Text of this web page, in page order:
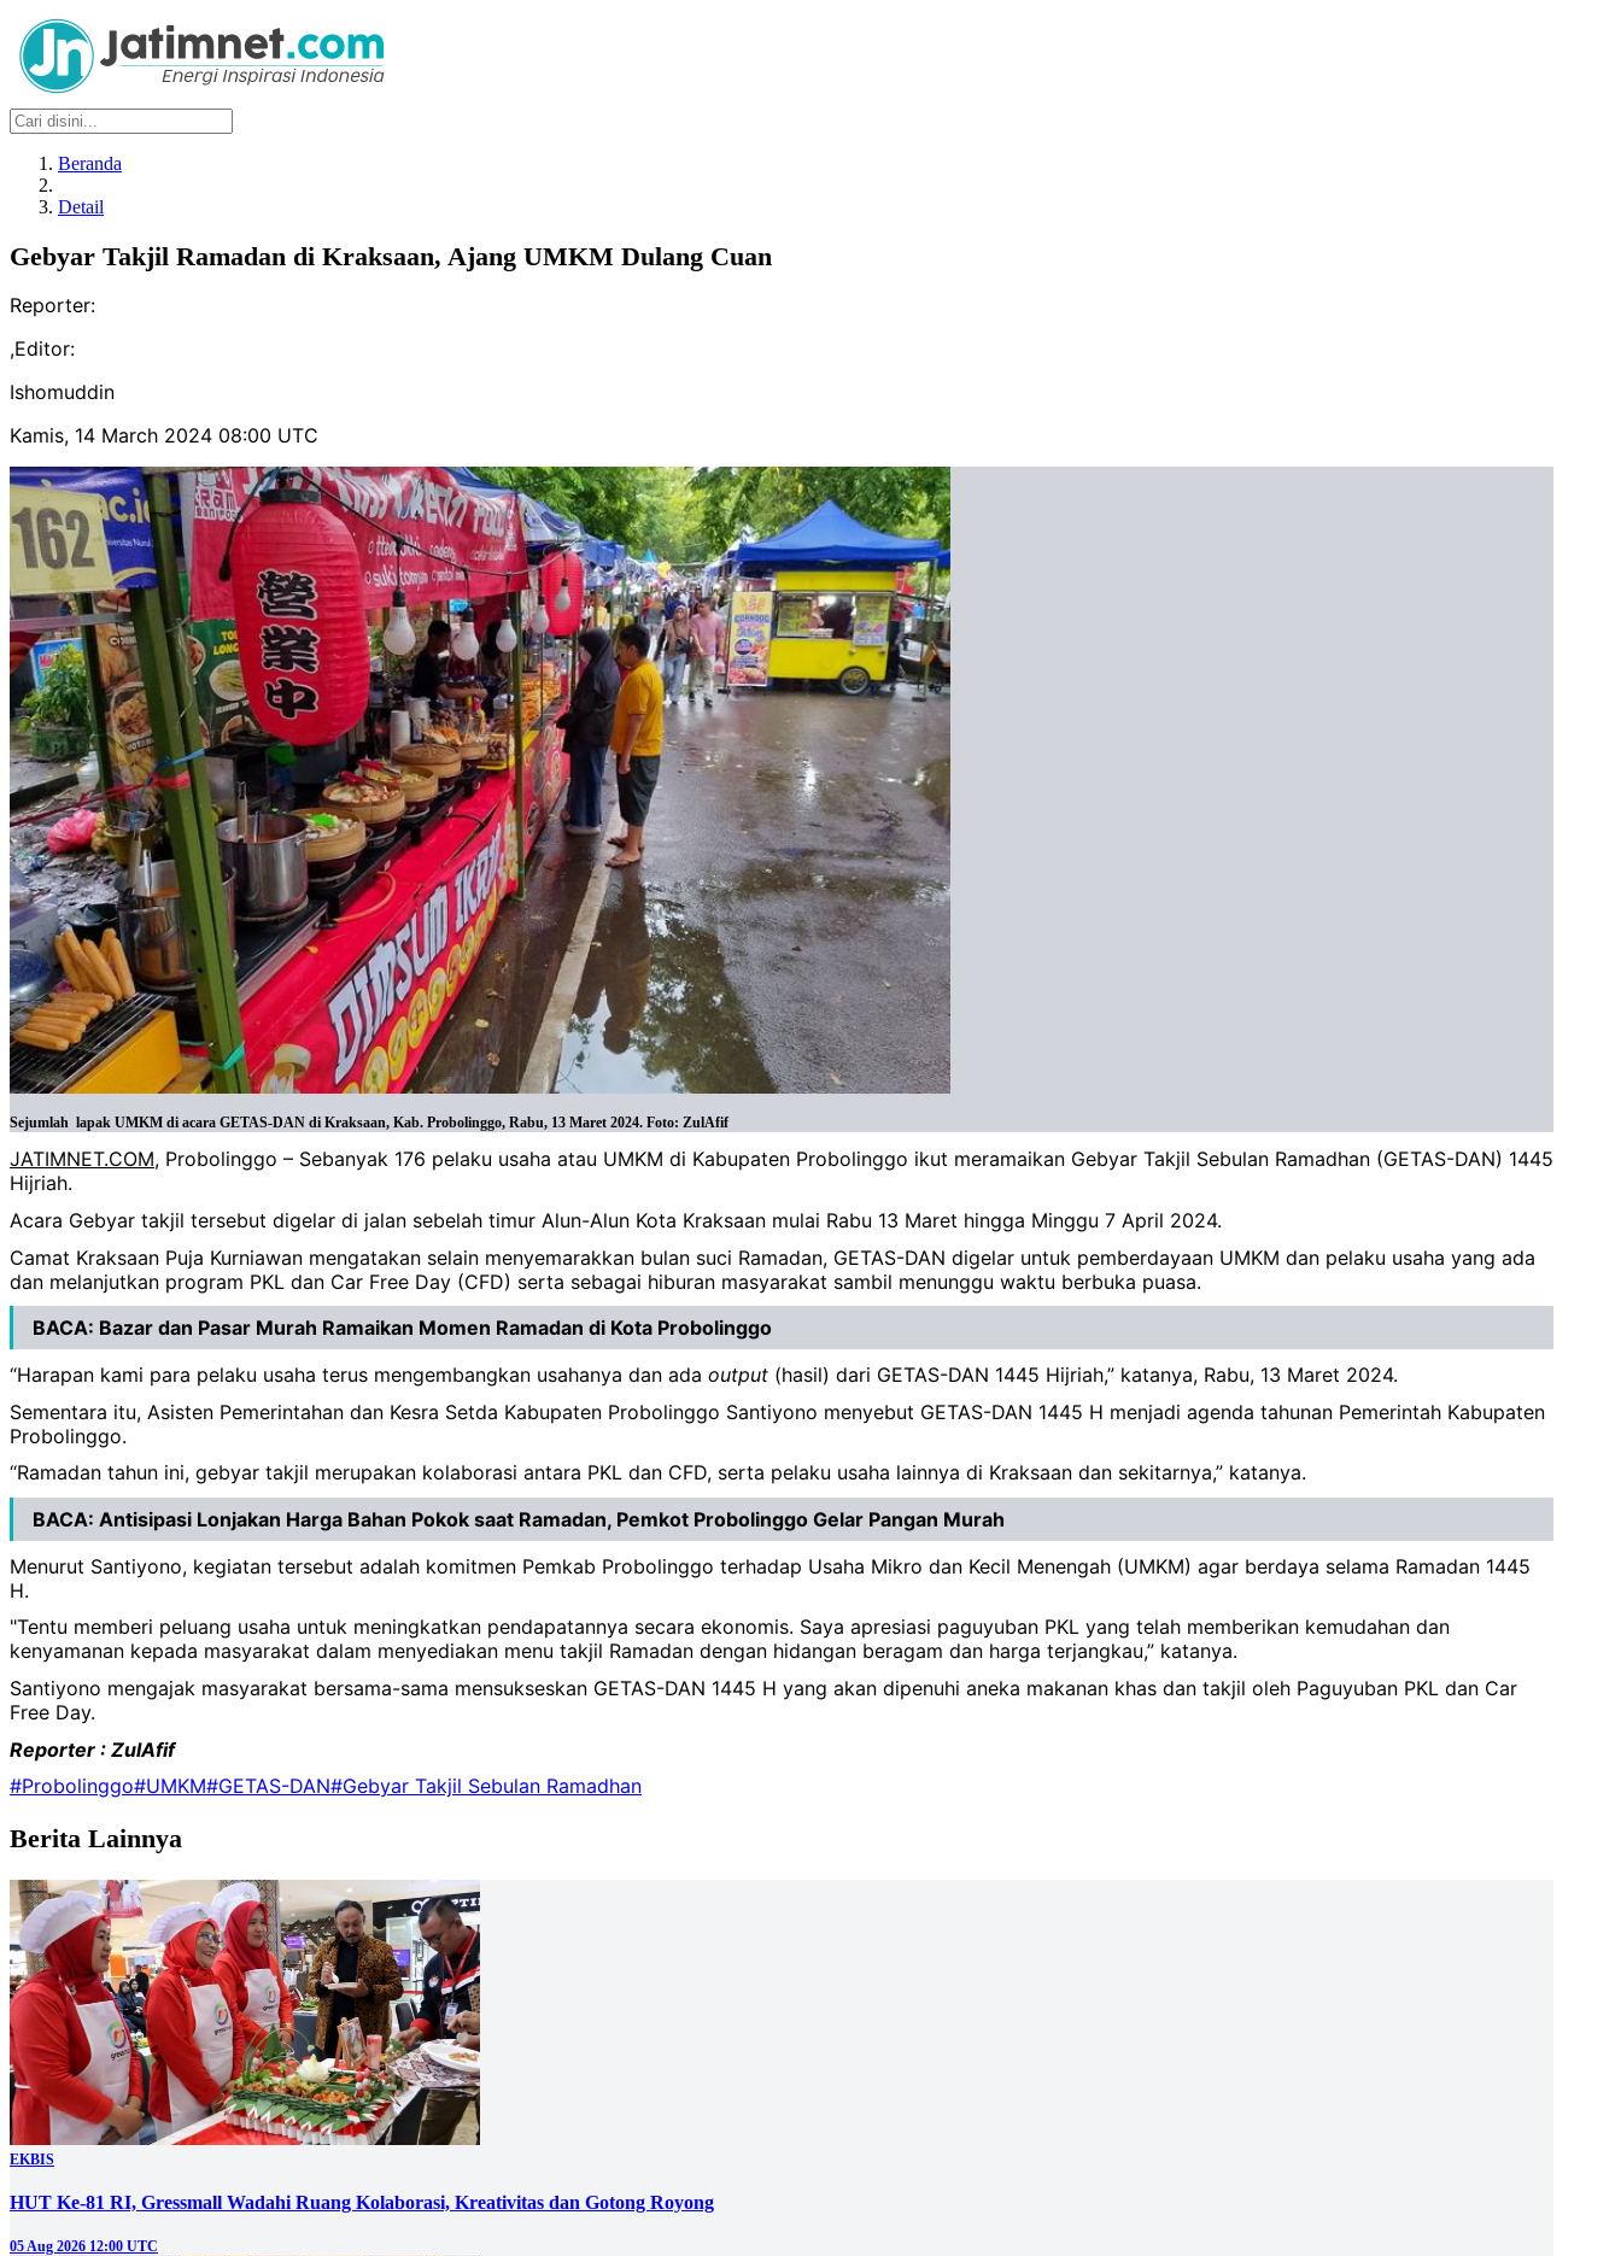
Beranda
Detail
Gebyar Takjil Ramadan di Kraksaan, Ajang UMKM Dulang Cuan
Reporter:
,Editor:
Ishomuddin
Kamis, 14 March 2024 08:00 UTC
Sejumlah lapak UMKM di acara GETAS-DAN di Kraksaan, Kab. Probolinggo, Rabu, 13 Maret 2024. Foto: ZulAfif
JATIMNET.COM, Probolinggo – Sebanyak 176 pelaku usaha atau UMKM di Kabupaten Probolinggo ikut meramaikan Gebyar Takjil Sebulan Ramadhan (GETAS-DAN) 1445
Hijriah.
Acara Gebyar takjil tersebut digelar di jalan sebelah timur Alun-Alun Kota Kraksaan mulai Rabu 13 Maret hingga Minggu 7 April 2024.
Camat Kraksaan Puja Kurniawan mengatakan selain menyemarakkan bulan suci Ramadan, GETAS-DAN digelar untuk pemberdayaan UMKM dan pelaku usaha yang ada
dan melanjutkan program PKL dan Car Free Day (CFD) serta sebagai hiburan masyarakat sambil menunggu waktu berbuka puasa.
BACA: Bazar dan Pasar Murah Ramaikan Momen Ramadan di Kota Probolinggo
“Harapan kami para pelaku usaha terus mengembangkan usahanya dan ada output (hasil) dari GETAS-DAN 1445 Hijriah,” katanya, Rabu, 13 Maret 2024.
Sementara itu, Asisten Pemerintahan dan Kesra Setda Kabupaten Probolinggo Santiyono menyebut GETAS-DAN 1445 H menjadi agenda tahunan Pemerintah Kabupaten
Probolinggo.
“Ramadan tahun ini, gebyar takjil merupakan kolaborasi antara PKL dan CFD, serta pelaku usaha lainnya di Kraksaan dan sekitarnya,” katanya.
BACA: Antisipasi Lonjakan Harga Bahan Pokok saat Ramadan, Pemkot Probolinggo Gelar Pangan Murah
Menurut Santiyono, kegiatan tersebut adalah komitmen Pemkab Probolinggo terhadap Usaha Mikro dan Kecil Menengah (UMKM) agar berdaya selama Ramadan 1445
H.
"Tentu memberi peluang usaha untuk meningkatkan pendapatannya secara ekonomis. Saya apresiasi paguyuban PKL yang telah memberikan kemudahan dan
kenyamanan kepada masyarakat dalam menyediakan menu takjil Ramadan dengan hidangan beragam dan harga terjangkau,” katanya.
Santiyono mengajak masyarakat bersama-sama mensukseskan GETAS-DAN 1445 H yang akan dipenuhi aneka makanan khas dan takjil oleh Paguyuban PKL dan Car
Free Day.
Reporter : ZulAfif
#Probolinggo#UMKM#GETAS-DAN#Gebyar Takjil Sebulan Ramadhan
Berita Lainnya
EKBIS
HUT Ke-81 RI, Gressmall Wadahi Ruang Kolaborasi, Kreativitas dan Gotong Royong
05 Aug 2026 12:00 UTC